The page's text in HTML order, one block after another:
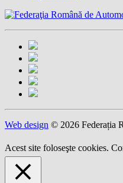
Web design © 2026 Federația
Acest site foloseşte cookies.